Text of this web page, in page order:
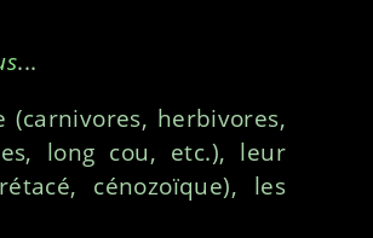
...
herbivores,
long cou, etc.), leur
cénozoïque), les